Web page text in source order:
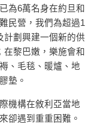
為6萬名身在約旦和
民營，我們為超過1
計劃興建一個新的供
黎巴嫩，樂施會和
、毛毯、暖爐、地
墊。
機構在敘利亞當地
卻遇到重重困難。